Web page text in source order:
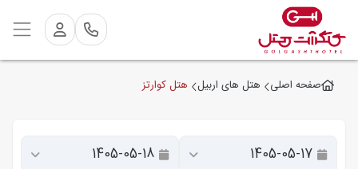
صفحه اصلی هتل های اربیل هتل کوارتز